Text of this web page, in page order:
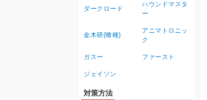
ダークロード
ハウンドマスタ
ー
金木研(喰種)
アニマトロニッ
ク
ガスー ファースト
ジェイソン
対策方法